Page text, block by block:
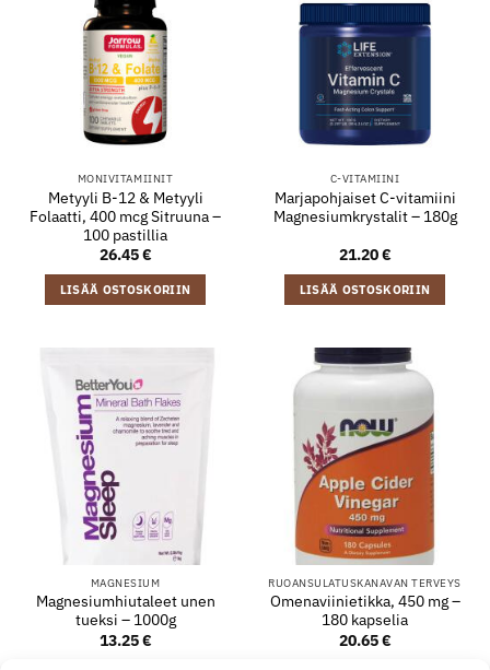
MONIVITAMIINIT
Metyyli B-12 & Metyyli
Folaatti, 400 mcg Sitruuna –
100 pastillia
26.45€
LISÄÄ OSTOSKORIIN
C-VITAMIINI
Marjapohjaiset C-vitamiini
Magnesiumkrystalit – 180g
21.20€
LISÄÄ OSTOSKORIIN
MAGNESIUM
Magnesiumhiutaleet unen
tueksi – 1000g
13.25€
RUOANSULATUSKANAVAN TERVEYS
Omenaviinietikka, 450 mg –
180 kapselia
20.65€